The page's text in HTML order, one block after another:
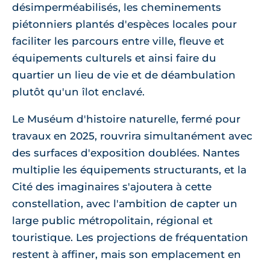
désimperméabilisés, les cheminements
piétonniers plantés d'espèces locales pour
faciliter les parcours entre ville, fleuve et
équipements culturels et ainsi faire du
quartier un lieu de vie et de déambulation
plutôt qu'un îlot enclavé.
Le Muséum d'histoire naturelle, fermé pour
travaux en 2025, rouvrira simultanément avec
des surfaces d'exposition doublées. Nantes
multiplie les équipements structurants, et la
Cité des imaginaires s'ajoutera à cette
constellation, avec l'ambition de capter un
large public métropolitain, régional et
touristique. Les projections de fréquentation
restent à affiner, mais son emplacement en